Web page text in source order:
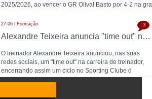
2025/2026, ao vencer o GR Olival Basto por 4-2 na gra
27-06 | Formação
Alexandre Teixeira anuncia "time out" no futsal: pausa após título de Campeão Nacional pelo Sporting CP
O treinador Alexandre Teixeira anunciou, nas suas
redes sociais, um "time out" na carreira de treinador,
encerrando assim um ciclo no Sporting Clube d
3